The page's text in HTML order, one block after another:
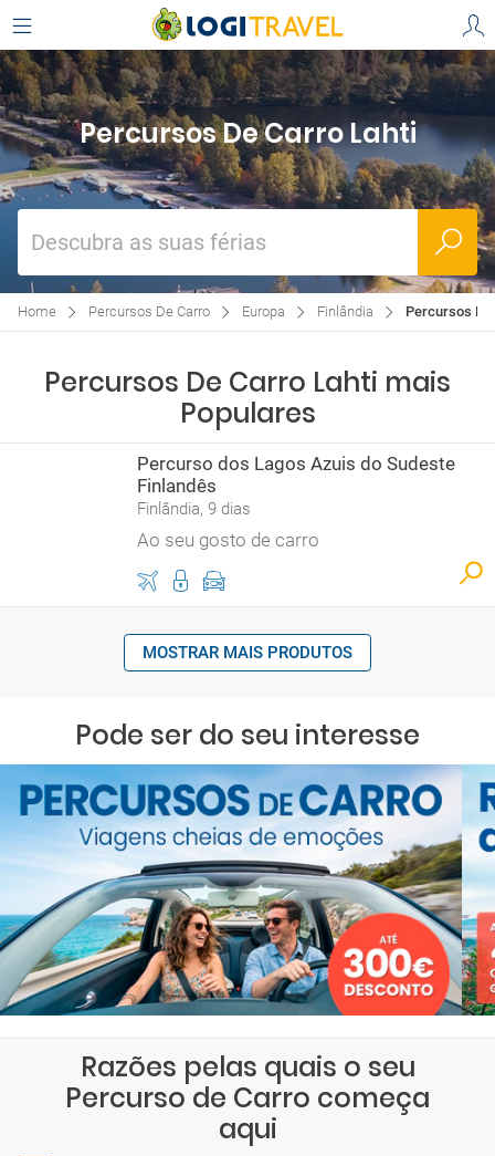
Percursos De Carro Lahti
Descubra as suas férias
Home Percursos De Carro Europa Finlândia Percursos
Percursos De Carro Lahti mais
Populares
Percurso dos Lagos Azuis do Sudeste
Finlandês
Finlândia, 9 dias
Ao seu gosto de carro
MOSTRAR MAIS PRODUTOS
Pode ser do seu interesse
Razões pelas quais o seu
Percurso de Carro começa
aqui